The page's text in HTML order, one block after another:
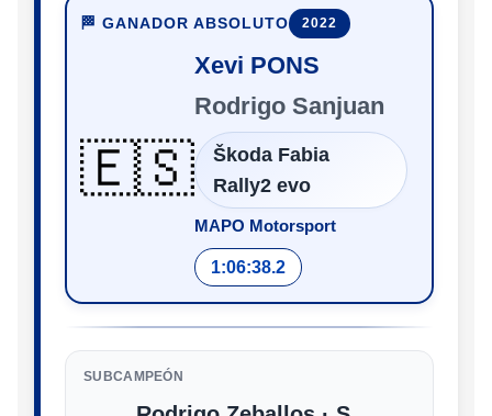
🏁 GANADOR ABSOLUTO 2022
🇪🇸
Xevi PONS
Rodrigo Sanjuan
Škoda Fabia
Rally2 evo
MAPO Motorsport
1:06:38.2
SUBCAMPEÓN